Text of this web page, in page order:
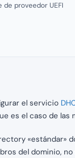
proveedor UEFI
el servicio
es el caso de
«estándar»
del dominio,